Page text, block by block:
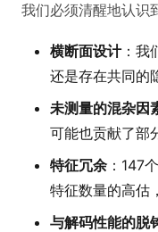
我们必须清醒地认识
横断面设计：我
还是存在共同的
未测量的混杂因
可能也贡献了部
特征冗余 ：147
特征数量的高估
与解码性能的脱